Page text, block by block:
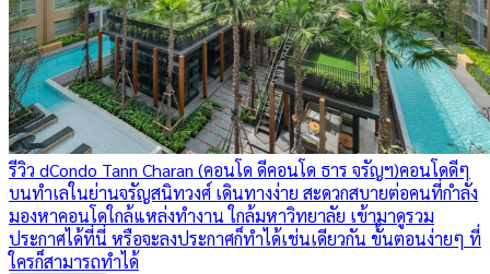
รีวิว dCondo Tann Charan (คอนโด ดีคอนโด ธาร จรัญฯ)คอนโดดีๆ
บนทำเลในย่านจรัญสนิทวงศ์ เดินทางง่าย สะดวกสบายต่อคนที่กำลัง
มองหาคอนโดใกล้แหล่งทำงาน ใกล้มหาวิทยาลัย เข้ามาดูรวม
ประกาศได้ที่นี่ หรือจะลงประกาศก็ทำได้เช่นเดียวกัน ขั้นตอนง่ายๆ ที่
ใครก็สามารถทำได้